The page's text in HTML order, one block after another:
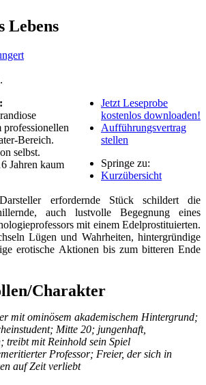
Lebens
Jetzt Leseprobe
kostenlos downloaden!
Aufführungsvertrag
stellen
Springe zu:
Kurzübersicht
professionellen
Bereich.
selbst.
Jahren kaum
erfordernde Stück schildert die
auch lustvolle Begegnung eines
mit einem Edelprostituierten.
Lügen und Wahrheiten, hintergründige
erotische Aktionen bis zum bitteren Ende
Charakter
mit ominösem akademischem Hintergrund;
Mitte 20; jungenhaft,
treibt mit Reinhold sein Spiel
Professor; Freier, der sich in
auf Zeit verliebt